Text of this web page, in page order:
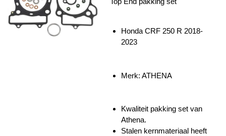
Honda CRF 250 R 2018-
2023
Merk: ATHENA
Kwaliteit pakking set van
Athena.
Stalen kernmateriaal heeft